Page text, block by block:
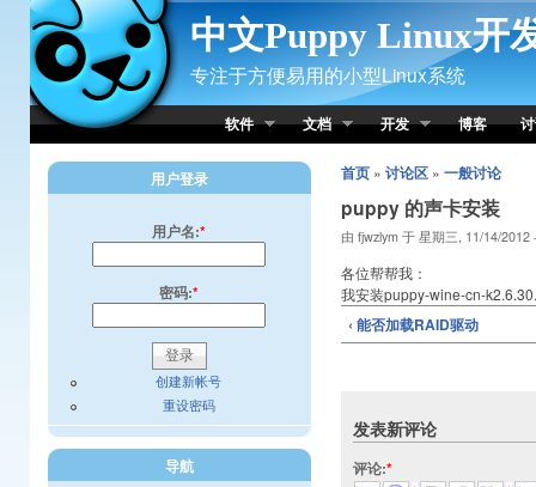
Skip to Content
中文Puppy Linux开
专注于方便易用的小型Linux系统
软件 文档 开发 博客
首页» 讨论区» 一般讨论
puppy 的声卡安装
由 fjwzlym 于 星期三, 11/14/2012
各位帮帮我：
我安装puppy-wine-cn-
‹ 能否加载RAID驱动
发表新评论
评论:*
用户登录
用户名:*
密码:*
创建新帐号
重设密码
导航